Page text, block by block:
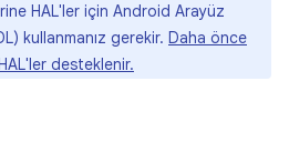
HAL'ler için Android Arayüz
kullanmanız gerekir. Daha önce
desteklenir.